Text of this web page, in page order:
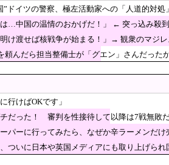
します。助けて下さい」
と……」
本兵を撃退する「抗日テーマ
…657人が死亡した韓国“最悪の人権侵害”のお
Ｐで観覧券販売も消防への申請なし、３自治体
交渉中』と主張するもイランは『連絡なし』」
日銀が「四面楚歌」を脱する「たった1つの正
た偉業に称賛の声が殺到、
”ドイツの警察、極左活動家への「人道的対
…中国の温情のおかげだ！」 ← 突っ込み殺
け渡せば核戦争が始まる！」→ 観衆のマジ
頼んだら担当整備士が「グエン」さんだった
行けばOKです」
だった！ 審判を性接待して以降は7戦無敗
パーに行ってみたら、なぜか辛ラーメンだけ
ついに日本や英国メディアにも取り上げられ